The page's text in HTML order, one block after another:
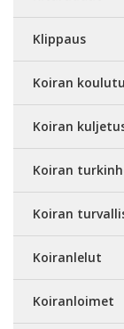
Klippaus
Koiran
Koiran
Koiran
Koiran
Koiranlelut
Koiranloimet